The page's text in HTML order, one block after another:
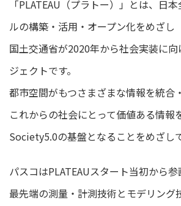
「PLATEAU（プラトー）」とは、日
ルの構築・活用・オープン化をめざし
国土交通省が2020年から社会実装に
ジェクトです。
都市空間がもつさまざまな情報を統合
これからの社会にとって価値ある情報
Society5.0の基盤となることをめざし
パスコはPLATEAUスタート当初から参
最先端の測量・計測技術とモデリング